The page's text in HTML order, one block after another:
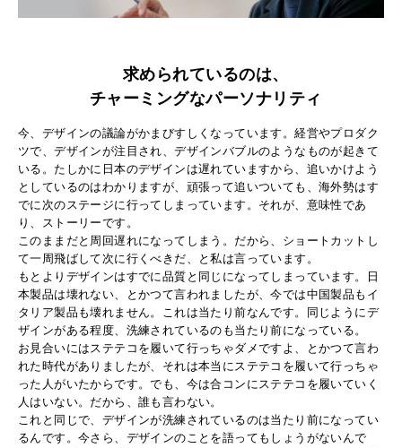
求められているのは、
チャーミングなパーソナリティ
今、デザインの議論がかまびすしくなっています。経営やプロダク
ツで、デザインが注目され、デザインバブルのようなものが起きて
いる。たしかに日本のデザインは遅れていますから、追いかけよう
としているのはわかりますが、頑張って追いついても、海外勢はす
でに次のステージに行ってしまっています。それが、意味性であ
り、ストーリーです。
このままだと周回遅れになってしまう。だから、ショートカットし
て一周飛ばして次に行くべきだ、と私は言っています。
もとよりデザインはすでに品質と同じになってしまっています。日
本製品は壊れない、とかつて言われましたが、今では中国製品もイ
タリア製品も壊れません。これは当たり前なんです。同じようにデ
ザインがある程度、洗練されているのも当たり前になっている。
お見合いにはステテコを履いて行っちゃダメですよ、とかつて言わ
れた時代がありましたが、それは本当にステテコを履いて行っちゃ
った人がいたからです。でも、今は合コンにステテコを履いていく
人はいない。だから、誰も言わない。
これと同じで、デザインが洗練されているのは当たり前になってい
るんです。今さら、デザインのことを語ってもしょうがないんで